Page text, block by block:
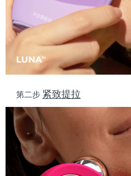
LUNATM
第二步 紧致提拉
摩纳哥
荷兰
新西兰
阿曼
菲律宾
波兰